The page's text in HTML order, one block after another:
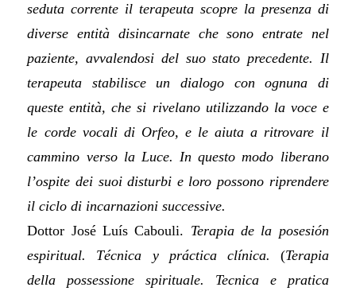
seduta corrente il terapeuta scopre la presenza di
diverse entità disincarnate che sono entrate nel
paziente, avvalendosi del suo stato precedente. Il
terapeuta stabilisce un dialogo con ognuna di
queste entità, che si rivelano utilizzando la voce e
le corde vocali di Orfeo, e le aiuta a ritrovare il
cammino verso la Luce. In questo modo liberano
l’ospite dei suoi disturbi e loro possono riprendere
il ciclo di incarnazioni successive.
Dottor José Luís Cabouli. Terapia de la posesión
espiritual. Técnica y práctica clínica. (Terapia
della possessione spirituale. Tecnica e pratica